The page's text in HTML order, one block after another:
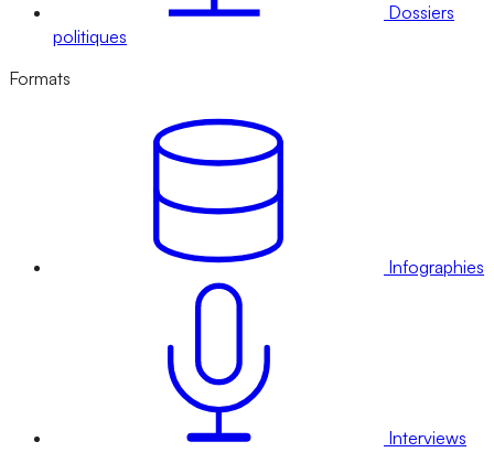
Dossiers
politiques
Formats
Infographies
Interviews